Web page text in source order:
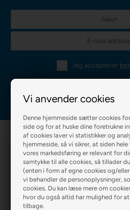
Vi anvender cookies
Denne hjemmeside sætter cookies
side og for at huske dine foretrukne
af cookies laver vi statistikker og
hjemmeside, så vi sikrer, at siden
vores markedsføring er relevant for
samtykke til alle cookies, så tillader
(enten i form af egne cookies og/
vi behandler de personoplysninger,
cookies. Du kan læse mere om
hvor du også altid har mulighed for
tilbage.
Jeg accepterer
R2 MALERFIRMA